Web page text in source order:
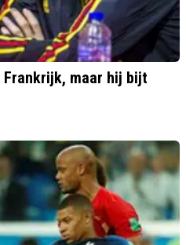
maar hij bijt